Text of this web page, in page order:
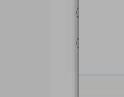
⑤ 本站源
⑥ 本站所